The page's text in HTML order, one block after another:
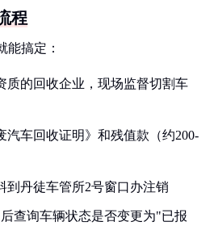
程
能搞定：
质的回收企业，现场监督切割车
汽车回收证明》和残值款（约200-
到丹徒车管所2号窗口办注销
后查询车辆状态是否变更为"已报